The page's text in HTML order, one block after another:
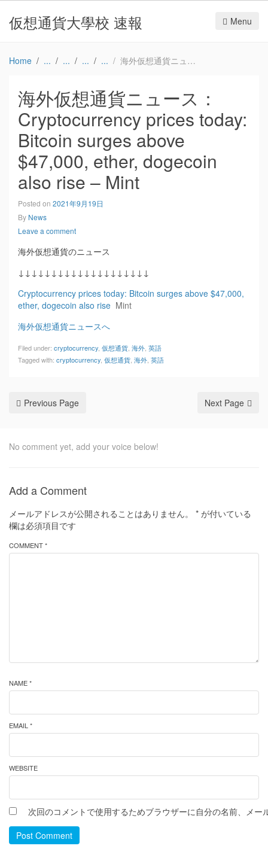
仮想通貨大學校 速報 Menu
Home 海外仮想通貨ニュース：Cryptocurrency prices today: Bitcoin surges above $47,000, ether, dogecoin also rise – Mint
海外仮想通貨ニュース：
Cryptocurrency prices today:
Bitcoin surges above
$47,000, ether, dogecoin
also rise – Mint
Posted on 2021年9月19日
By News
Leave a comment
海外仮想通貨のニュース
↓↓↓↓↓↓↓↓↓↓↓↓↓↓↓↓↓↓↓↓
Cryptocurrency prices today: Bitcoin surges above $47,000,
ether, dogecoin also rise Mint
海外仮想通貨ニュースへ
Filed under: cryptocurrency 仮想通貨 海外 英語
Tagged with: cryptocurrency 仮想通貨 海外 英語
Previous Page Next Page
No comment yet, add your voice below!
Add a Comment
メールアドレスが公開されることはありません。 * が付いている
欄は必須項目です
COMMENT *
NAME *
EMAIL *
WEBSITE
次回のコメントで使用するためブラウザーに自分の名前、メー
Post Comment